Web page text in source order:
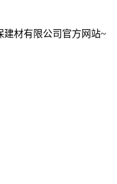
建材有限公司官方网站~